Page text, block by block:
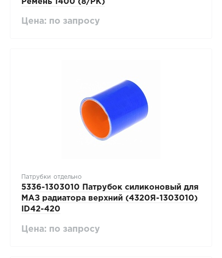
Ремень 1400 (8/PK)
Цена: по запросу
Патрубки отдельно
5336-1303010 Патрубок силиконовый для
МАЗ радиатора верхний (4320Я-1303010)
ID42-420
Цена: по запросу